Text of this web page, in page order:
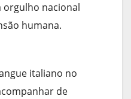
orgulho nacional
humana.
italiano no
de